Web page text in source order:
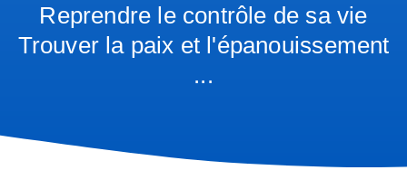
Reprendre le contrôle de sa vie
Trouver la paix et l'épanouissement
...